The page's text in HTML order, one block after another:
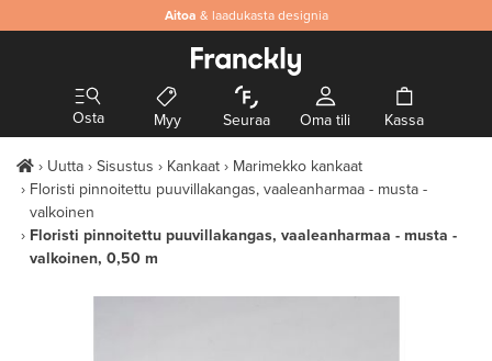
Aitoa & laadukasta designia
Osta Myy Seuraa Oma tili Kassa
Uutta Sisustus Kankaat
Marimekko kankaat
Floristi pinnoitettu puuvillakangas, vaaleanharmaa - musta -
valkoinen
Floristi pinnoitettu puuvillakangas, vaaleanharmaa - musta -
valkoinen, 0,50 m